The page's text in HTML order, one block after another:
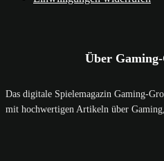
Über
Das digitale Spielemagazin Gaming-
mit hochwertigen Artikeln über